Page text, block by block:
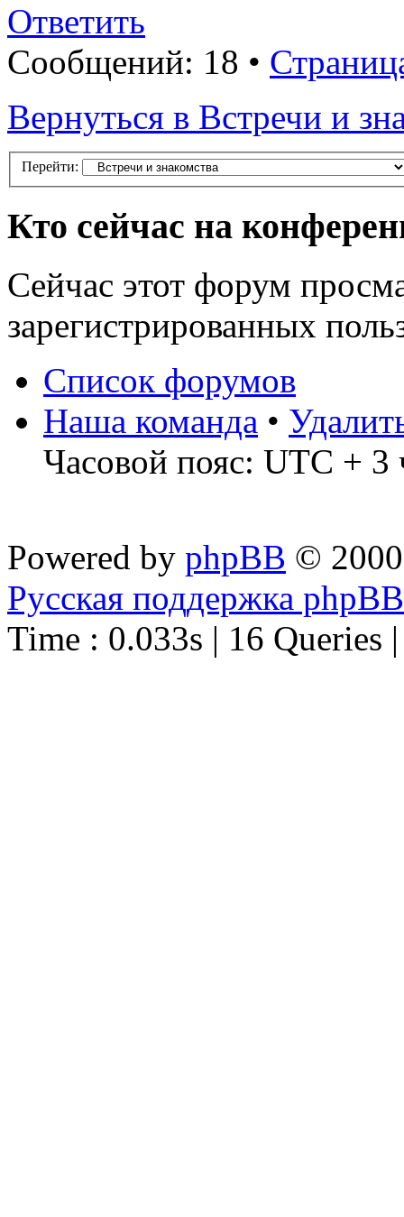
Ответить
Сообщений: 18 •
Вернуться в Встречи и
Перейти:
Кто сейчас на
Сейчас этот форум
зарегистрированных
Список форумов
Наша команда •
Часовой пояс: UTC + 3
Powered by phpBB ©
Русская поддержка phpBB
Time : 0.033s | 16 Queries